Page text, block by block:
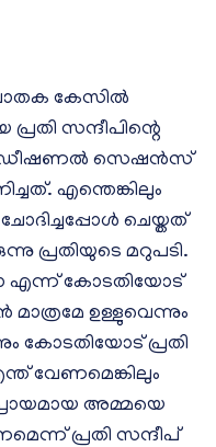
കേസിൽ
സന്ദീപിന്റെ
അഡീഷണൽ സെഷൻസ്
എന്തെങ്കിലും
ചെയ്തത്
പ്രതിയുടെ മറുപടി.
എന്ന് കോടതിയോട്
മാത്രമേ ഉള്ളുവെന്നും
കോടതിയോട് പ്രതി
വേണമെങ്കിലും
അമ്മയെ
പ്രതി സന്ദീപ്